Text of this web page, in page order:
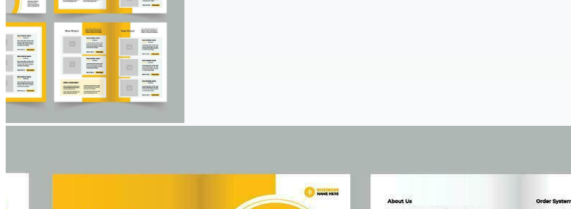
Videos
Motion Graphics
Redaktionelle Bilder
Redaktionelle Ereignisse